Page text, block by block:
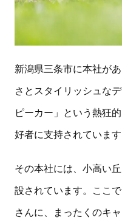
新潟県三条市に本社が
さとスタイリッシュな
ピーカー」という熱狂
好者に支持されています
その本社には、小高い
設されています。ここ
さんに、まったくのキ